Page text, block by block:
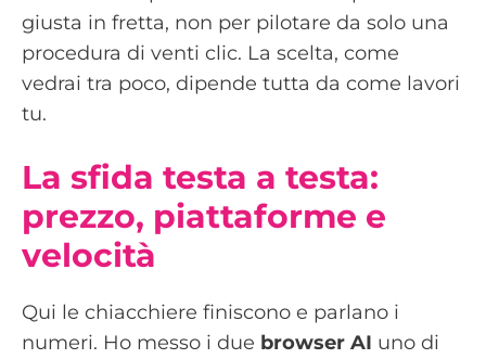
giusta in fretta, non per pilotare da solo una
procedura di venti clic. La scelta, come
vedrai tra poco, dipende tutta da come lavori
tu.
La sfida testa a testa:
prezzo, piattaforme e
velocità
Qui le chiacchiere finiscono e parlano i
numeri. Ho messo i due browser AI uno di